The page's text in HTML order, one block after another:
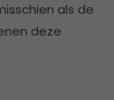
als de
deze